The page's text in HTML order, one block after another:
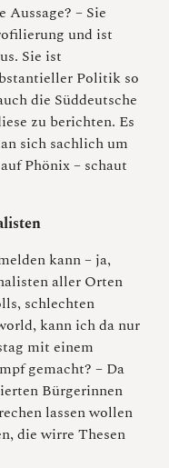
– Sie
und ist
Sie ist
Politik so
die Süddeutsche
zu berichten. Es
sich sachlich um
Phönix – schaut
kann – ja,
aller Orten
schlechten
kann ich da nur
mit einem
gemacht? – Da
Bürgerinnen
lassen wollen
die wirre Thesen